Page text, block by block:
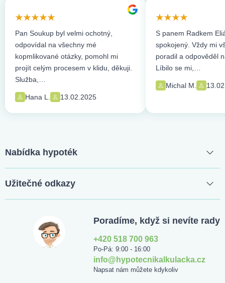
Pan Soukup byl velmi ochotný,
odpovídal na všechny mé
kopmlikované otázky, pomohl mi
projít celým procesem v klidu, děkuji.
Služba,…
Hana L. 13.02.2025
S panem Radkem
spokojený. Vždy mi
poradil a odpověděl
Líbilo se mi,…
Michal M.
Nabídka hypoték
Užitečné odkazy
Poradíme, když si nevíte rady
+420 518 700 963
Po-Pá: 9:00 - 16:00
info@hypotecnikalkulacka.cz
Napsat nám můžete kdykoliv